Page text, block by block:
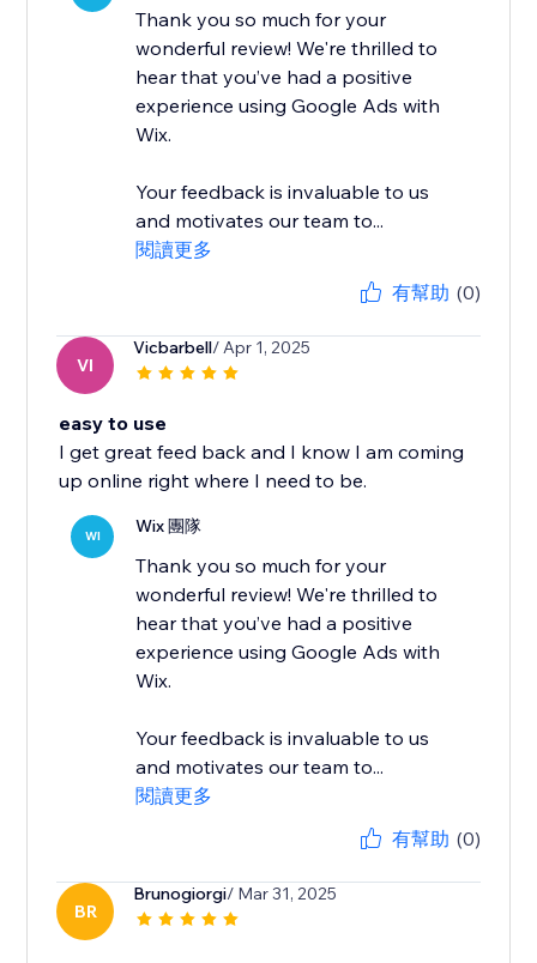
Thank you so much for your
wonderful review! We're thrilled to
hear that you’ve had a positive
experience using Google Ads with
Wix.
Your feedback is invaluable to us
and motivates our team to...
閱讀更多
有幫助 (0)
VI
Vicbarbell/ Apr 1, 2025
easy to use
I get great feed back and I know I am coming
up online right where I need to be.
WI Wix 團隊
Thank you so much for your
wonderful review! We're thrilled to
hear that you’ve had a positive
experience using Google Ads with
Wix.
Your feedback is invaluable to us
and motivates our team to...
閱讀更多
有幫助 (0)
BR
Brunogiorgi/ Mar 31, 2025